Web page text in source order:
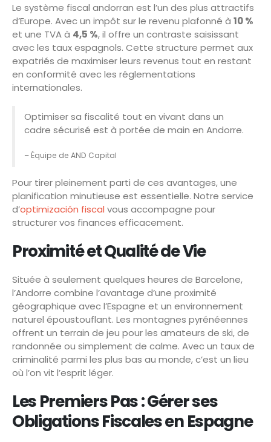
Le système fiscal andorran est l’un des plus attractifs
d’Europe. Avec un impôt sur le revenu plafonné à 10 %
et une TVA à 4,5 %, il offre un contraste saisissant
avec les taux espagnols. Cette structure permet aux
expatriés de maximiser leurs revenus tout en restant
en conformité avec les réglementations
internationales.
Optimiser sa fiscalité tout en vivant dans un
cadre sécurisé est à portée de main en Andorre.
– Équipe de AND Capital
Pour tirer pleinement parti de ces avantages, une
planification minutieuse est essentielle. Notre service
d’optimización fiscal vous accompagne pour
structurer vos finances efficacement.
Proximité et Qualité de Vie
Située à seulement quelques heures de Barcelone,
l’Andorre combine l’avantage d’une proximité
géographique avec l’Espagne et un environnement
naturel époustouflant. Les montagnes pyrénéennes
offrent un terrain de jeu pour les amateurs de ski, de
randonnée ou simplement de calme. Avec un taux de
criminalité parmi les plus bas au monde, c’est un lieu
où l’on vit l’esprit léger.
Les Premiers Pas : Gérer ses
Obligations Fiscales en Espagne